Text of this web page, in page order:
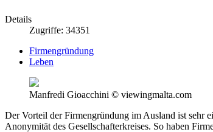
Details
Zugriffe: 34351
Firmengründung
Leben
Manfredi Gioacchini © viewingmalta.com
Der Vorteil der Firmengründung im Ausland ist sehr
Anonymität des Gesellschafterkreises. So haben